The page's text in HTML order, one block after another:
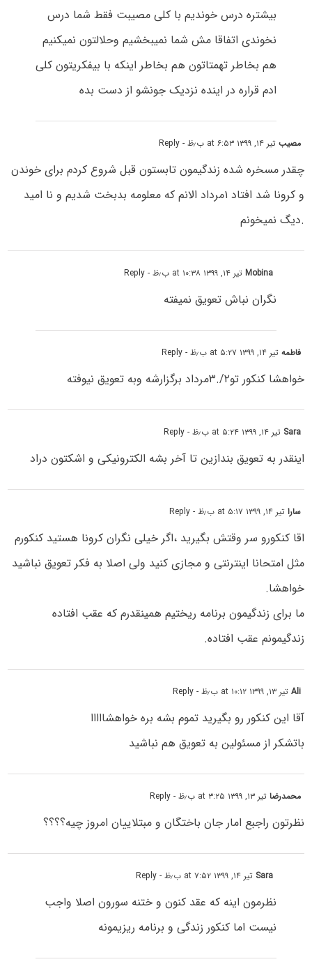
بیشتره درس خوندیم با کلی مصیبت فقط شما درس
نخوندی اتفاقا مش شما نمیبخشیم وحلالتون نمیکنیم
هم بخاطر تهمتاتون هم بخاطر اینکه با بیفکریتون کلی
ادم قراره در اینده نزدیک جونشو از دست بده
مصیبتیر ۱۴, ۱۳۹۹ at ۶:۵۳ ب٫ظ - Reply
چقدر مسخره شده زندگیمون تابستون قبل شروع کردم برای خوندن
و کرونا شد افتاد ۱مرداد الانم که معلومه بدبخت شدیم و نا امید
.دیگ نمیخونم
Mobinaتیر ۱۴, ۱۳۹۹ at ۱۰:۳۸ ب٫ظ - Reply
نگران نباش تعویق نمیفته
فاطمهتیر ۱۴, ۱۳۹۹ at ۵:۲۷ ب٫ظ - Reply
خواهشا کنکور تو۲/.۳مرداد برگزارشه وبه تعویق نیوفته
Sara تیر ۱۴, ۱۳۹۹ at ۵:۲۴ ب٫ظ - Reply
اینقدر به تعویق بندازین تا آخر بشه الکترونیکی و اشکتون دراد
ساراتیر ۱۴, ۱۳۹۹ at ۵:۱۷ ب٫ظ - Reply
اقا کنکورو سر وقتش بگیرید ،اگر خیلی نگران کرونا هستید کنکورم
مثل امتحانا اینترنتی و مجازی کنید ولی اصلا به فکر تعویق نباشید
خواهشا.
ما برای زندگیمون برنامه ریختیم همینقدرم که عقب افتاده
زندگیمونم عقب افتاده.
Aliتیر ۱۳, ۱۳۹۹ at ۱۰:۱۲ ب٫ظ - Reply
آقا این کنکور رو بگیرید تموم بشه بره خواهشااااا
باتشکر از مسئولین به تعویق هم نباشید
محمدرضاتیر ۱۳, ۱۳۹۹ at ۳:۲۵ ب٫ظ - Reply
نظرتون راجبع امار جان باختگان و مبتلاییان امروز چیه؟؟؟؟
Sara تیر ۱۴, ۱۳۹۹ at ۷:۵۲ ب٫ظ - Reply
نظرمون اینه که عقد کنون و ختنه سورون اصلا واجب
نیست اما کنکور زندگی و برنامه ریزیمونه